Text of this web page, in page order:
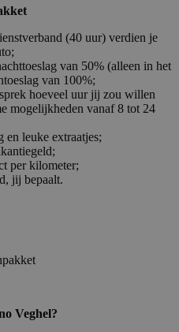
(40 uur) verdien je
van 50% (alleen in het
van 100%;
hoeveel uur jij zou willen
mogelijkheden vanaf 8 tot 24
en leuke extraatjes;
per kilometer;
jij bepaalt.
Veghel?